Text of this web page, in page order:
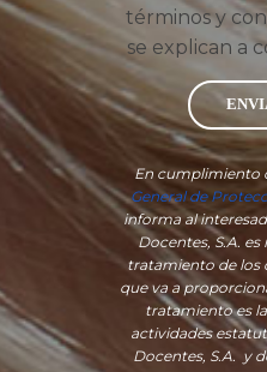
términos y
se explican a
En cumplimiento
General de
informa al
Docentes, S.A.
tratamiento de los
que va a
tratamiento es
actividades
Docentes, S.A. y